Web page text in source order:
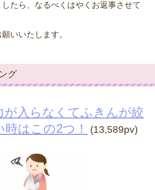
たら、なるべくはやくお返事させて
いいたします。
グ
が入らなくてふきんが絞
時はこの2つ！
(13,589pv)